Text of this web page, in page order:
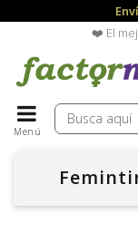
❤️ El
Menú